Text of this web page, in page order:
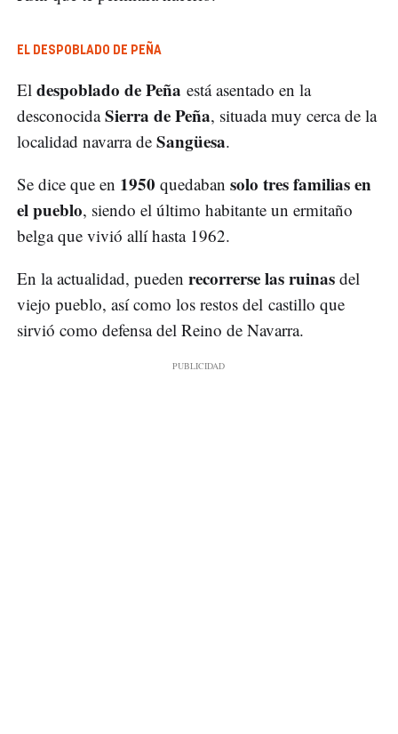
EL DESPOBLADO DE PEÑA
El despoblado de Peña está asentado en la
desconocidaSierra de Peña, situada muy cerca de la
localidad navarra de Sangüesa.
Se dice que en 1950 quedaban solo tres familias en
el pueblo, siendo el último habitante un ermitaño
belga que vivió allí hasta 1962.
En la actualidad, pueden recorrerse las ruinas del
viejo pueblo, así como los restos del castillo que
sirvió como defensa del Reino de Navarra.